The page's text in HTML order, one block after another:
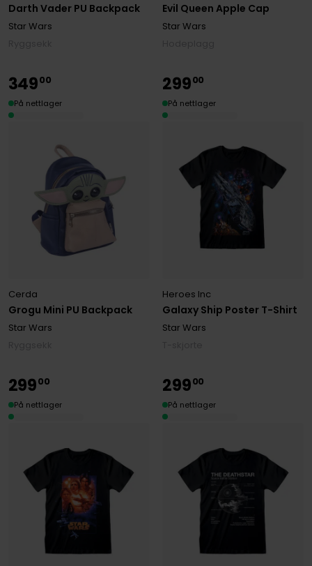
Darth Vader PU Backpack
Star Wars
Evil Queen Apple Cap
Star Wars
Grogu Mini PU Backpack
Cerda
Star Wars
34900
På nettlager
Galaxy Ship Poster T-Shirt
Heroes Inc
Star Wars
29900
På nettlager
29900
På nettlager
29900
På nettlager